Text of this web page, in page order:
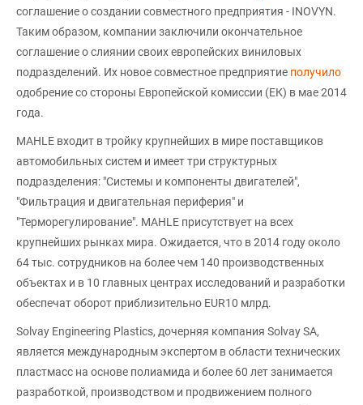
соглашение о создании совместного предприятия - INOVYN.
Таким образом, компании заключили окончательное
соглашение о слиянии своих европейских виниловых
подразделений. Их новое совместное предприятие получило
одобрение со стороны Европейской комиссии (ЕК) в мае 2014
года.
MAHLE входит в тройку крупнейших в мире поставщиков
автомобильных систем и имеет три структурных
подразделения: "Системы и компоненты двигателей",
"Фильтрация и двигательная периферия" и
"Терморегулирование". MAHLE присутствует на всех
крупнейших рынках мира. Ожидается, что в 2014 году около
64 тыс. сотрудников на более чем 140 производственных
объектах и в 10 главных центрах исследований и разработки
обеспечат оборот приблизительно EUR10 млрд.
Solvay Engineering Plastics, дочерняя компания Solvay SA,
является международным экспертом в области технических
пластмасс на основе полиамида и более 60 лет занимается
разработкой, производством и продвижением полного